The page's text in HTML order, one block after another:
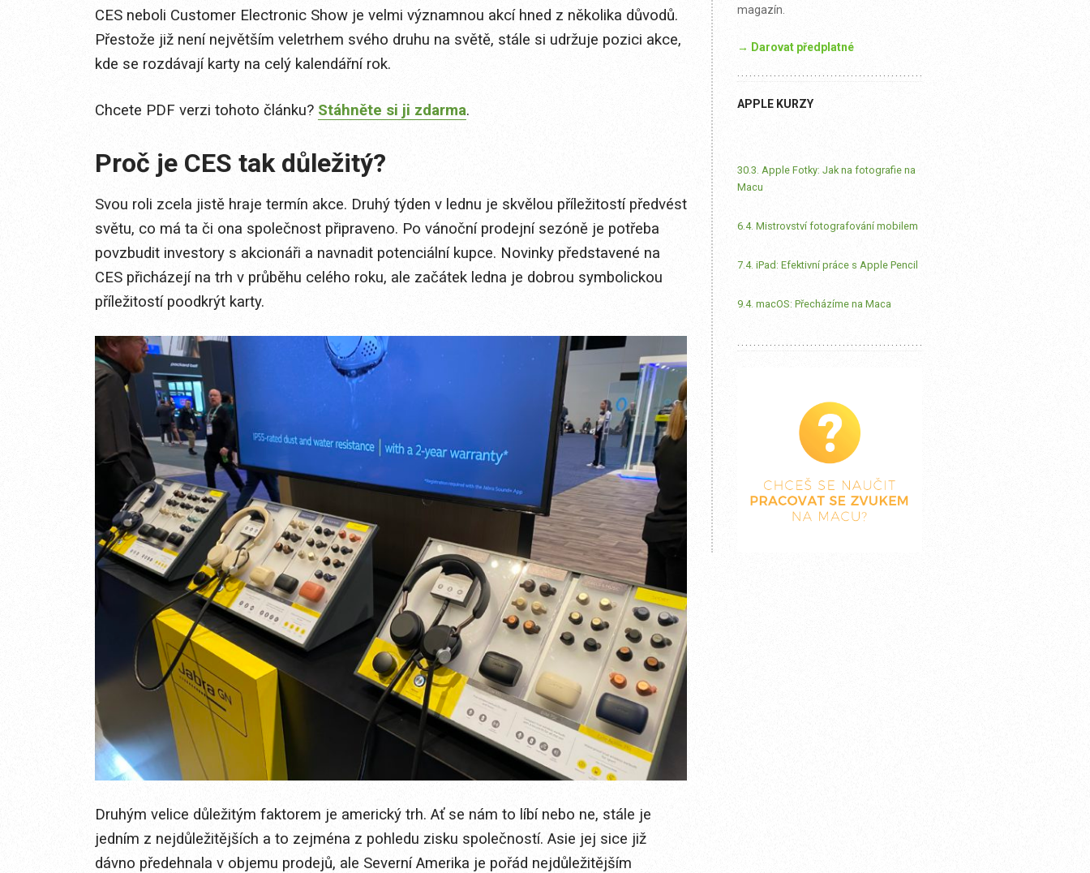
CES neboli Customer Electronic Show je velmi významnou akcí hned z několika důvodů.
Přestože již není největším veletrhem svého druhu na světě, stále si udržuje pozici akce,
kde se rozdávají karty na celý kalendářní rok.
Chcete PDF verzi tohoto článku? Stáhněte si ji zdarma.
Proč je CES tak důležitý?
Svou roli zcela jistě hraje termín akce. Druhý týden v lednu je skvělou příležitostí předvést
světu, co má ta či ona společnost připraveno. Po vánoční prodejní sezóně je potřeba
povzbudit investory s akcionáři a navnadit potenciální kupce. Novinky představené na
CES přicházejí na trh v průběhu celého roku, ale začátek ledna je dobrou symbolickou
příležitostí poodkrýt karty.
Druhým velice důležitým faktorem je americký trh. Ať se nám to líbí nebo ne, stále je
jedním z nejdůležitějších a to zejména z pohledu zisku společností. Asie jej sice již
dávno předehnala v objemu prodejů, ale Severní Amerika je pořád nejdůležitějším
magazín.
→ Darovat předplatné
APPLE KURZY
30.3. Apple Fotky: Jak na fotografie na
Macu
6.4. Mistrovství fotografování mobilem
7.4. iPad: Efektivní práce s Apple Pencil
9.4. macOS: Přecházíme na Maca